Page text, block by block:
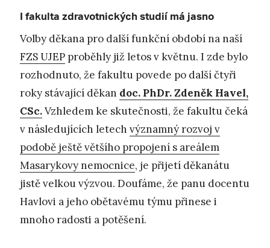
I fakulta zdravotnických studií má jasno
Volby děkana pro další funkční období na naší
FZS UJEP proběhly již letos v květnu. I zde bylo
rozhodnuto, že fakultu povede po další čtyři
roky stávající děkan doc. PhDr. Zdeněk Havel,
CSc.Vzhledem ke skutečnosti, že fakultu čeká
v následujících letech významný rozvoj v
podobě ještě většího propojení s areálem
Masarykovy nemocnice, je přijetí děkanátu
jistě velkou výzvou. Doufáme, že panu docentu
Havlovi a jeho obětavému týmu přinese i
mnoho radosti a potěšení.